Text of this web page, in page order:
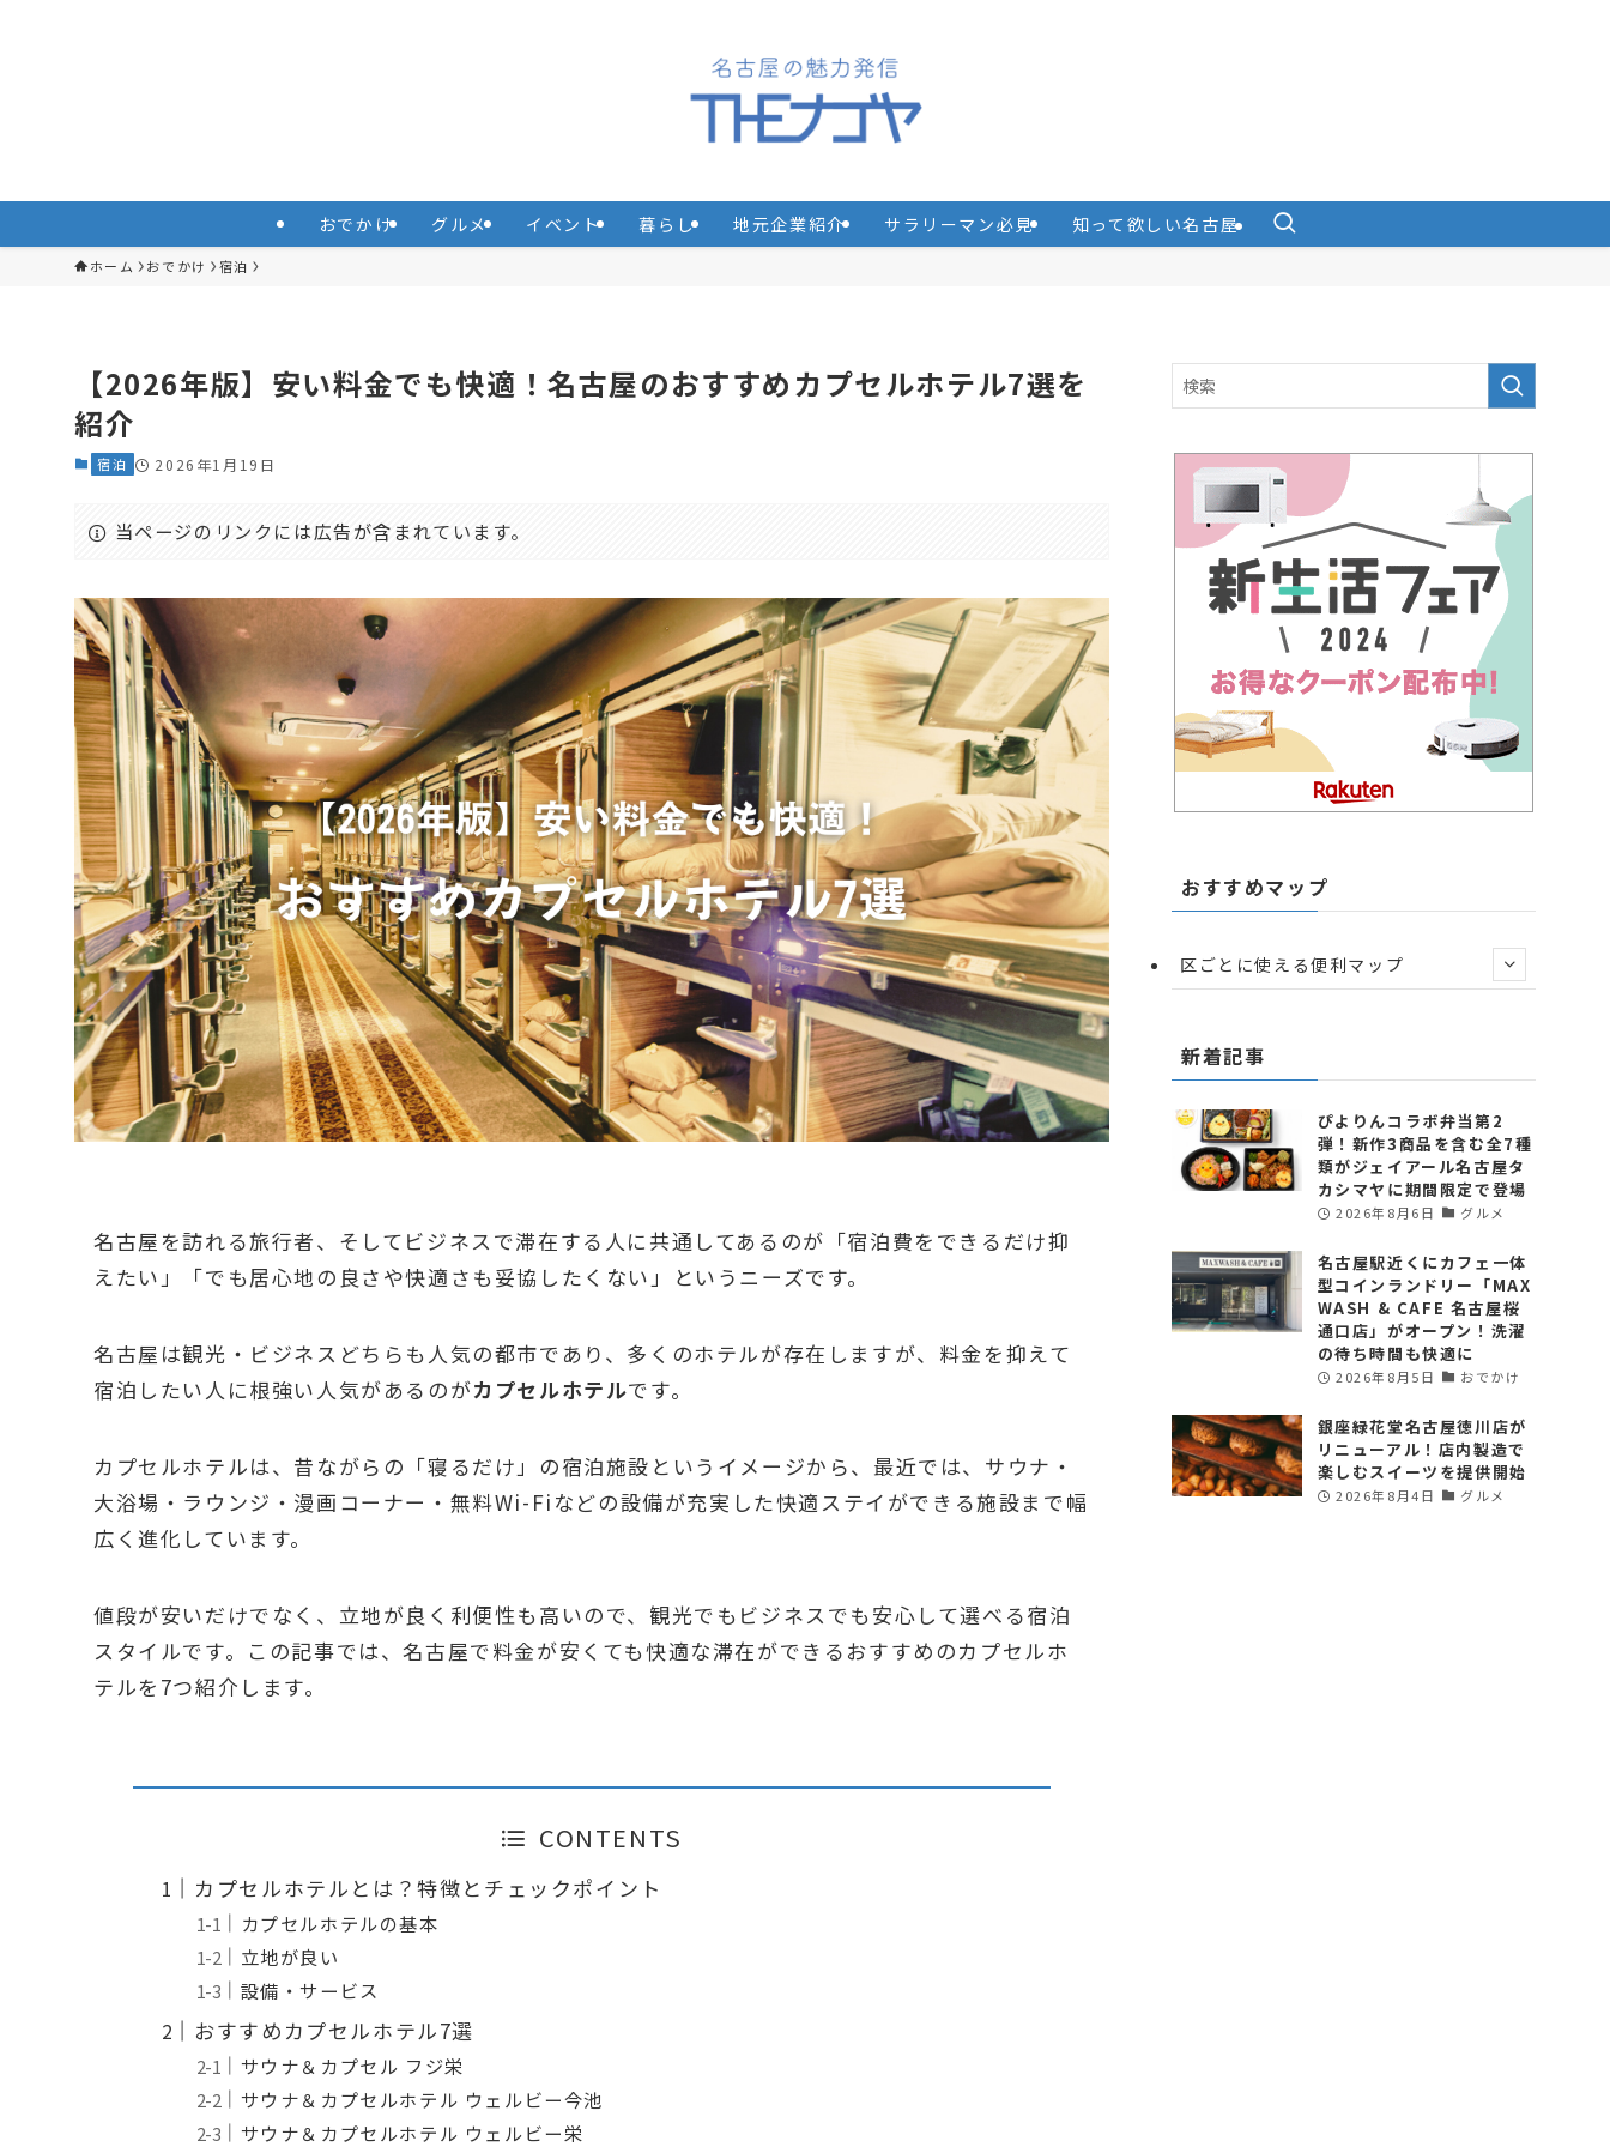
おでかけ グルメ イベント 暮らし 地元企業紹介 サラリーマン必見 知って欲しい名古屋
ホーム おでかけ 宿泊
【2026年版】安い料金でも快適！名古屋のおすすめカプセルホテル7選を
紹介
宿泊 2026年1月19日
当ページのリンクには広告が含まれています。
名古屋を訪れる旅行者、そしてビジネスで滞在する人に共通してあるのが「宿泊費をできるだけ抑
えたい」「でも居心地の良さや快適さも妥協したくない」というニーズです。
名古屋は観光・ビジネスどちらも人気の都市であり、多くのホテルが存在しますが、料金を抑えて
宿泊したい人に根強い人気があるのがカプセルホテルです。
カプセルホテルは、昔ながらの「寝るだけ」の宿泊施設というイメージから、最近では、サウナ・
大浴場・ラウンジ・漫画コーナー・無料Wi-Fiなどの設備が充実した快適ステイができる施設まで幅
広く進化しています。
値段が安いだけでなく、立地が良く利便性も高いので、観光でもビジネスでも安心して選べる宿泊
スタイルです。この記事では、名古屋で料金が安くても快適な滞在ができるおすすめのカプセルホ
テルを7つ紹介します。
CONTENTS
カプセルホテルとは？特徴とチェックポイント
カプセルホテルの基本
立地が良い
設備・サービス
おすすめカプセルホテル7選
サウナ＆カプセル フジ栄
サウナ＆カプセルホテル ウェルビー今池
サウナ＆カプセルホテル ウェルビー栄
おすすめマップ
区ごとに使える便利マップ
新着記事
ぴよりんコラボ弁当第2
弾！新作3商品を含む全7種
類がジェイアール名古屋タ
カシマヤに期間限定で登場
2026年8月6日 グルメ
名古屋駅近くにカフェ一体
型コインランドリー「MAX
WASH & CAFE 名古屋桜
通口店」がオープン！洗濯
の待ち時間も快適に
2026年8月5日 おでかけ
銀座緑花堂名古屋徳川店が
リニューアル！店内製造で
楽しむスイーツを提供開始
2026年8月4日 グルメ